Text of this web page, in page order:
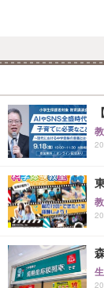
大阪府
テストエンジ
株式会社KMマー
東京都
月給40万円
正社員
完全在宅/スマ
TDCX Japan株式